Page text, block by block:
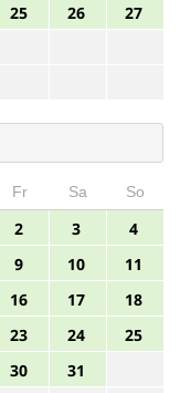
25 26 27
Fr Sa
So
2 3 4
9 10 11
16 17 18
23 24 25
30 31